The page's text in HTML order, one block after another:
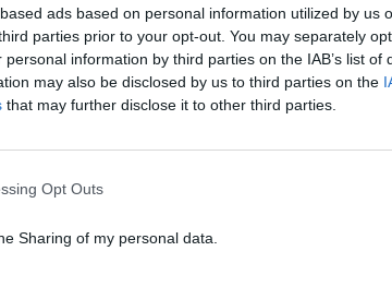
ads based on personal information utilized by us
parties prior to your opt-out. You may separately
information by third parties on the IAB’s list of
may also be disclosed by us to third parties on the
that may further disclose it to other third parties.
Opt Outs
Sharing of my personal data.
ΦΕΣΤΙΒΑΛ / ΝΕΑ
Φεστιβάλ Θάλασσας 2025: Τι θα
παρακολουθήσουμε τον Αύγουστο
φέτος στο Αμφιθέατρο Νέων Μουδανιών.